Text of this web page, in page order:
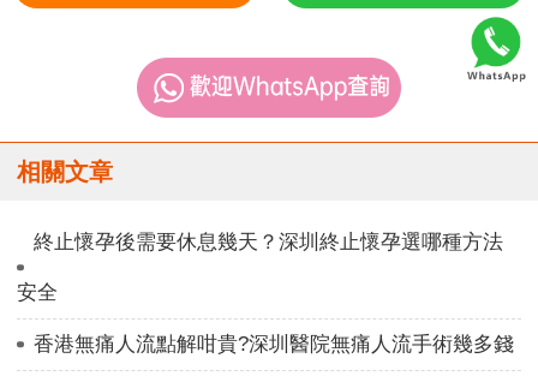
相關文章
終止懷孕後需要休息幾天？深圳終止懷孕選哪種方法
安全
香港無痛人流點解咁貴?深圳醫院無痛人流手術幾多錢